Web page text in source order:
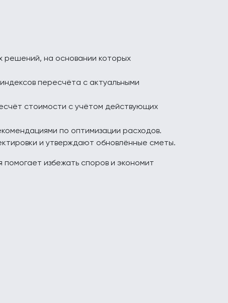
решений, на основании которых
пересчёта с актуальными
стоимости с учётом действующих
по оптимизации расходов.
и утверждают обновлённые сметы.
избежать споров и экономит